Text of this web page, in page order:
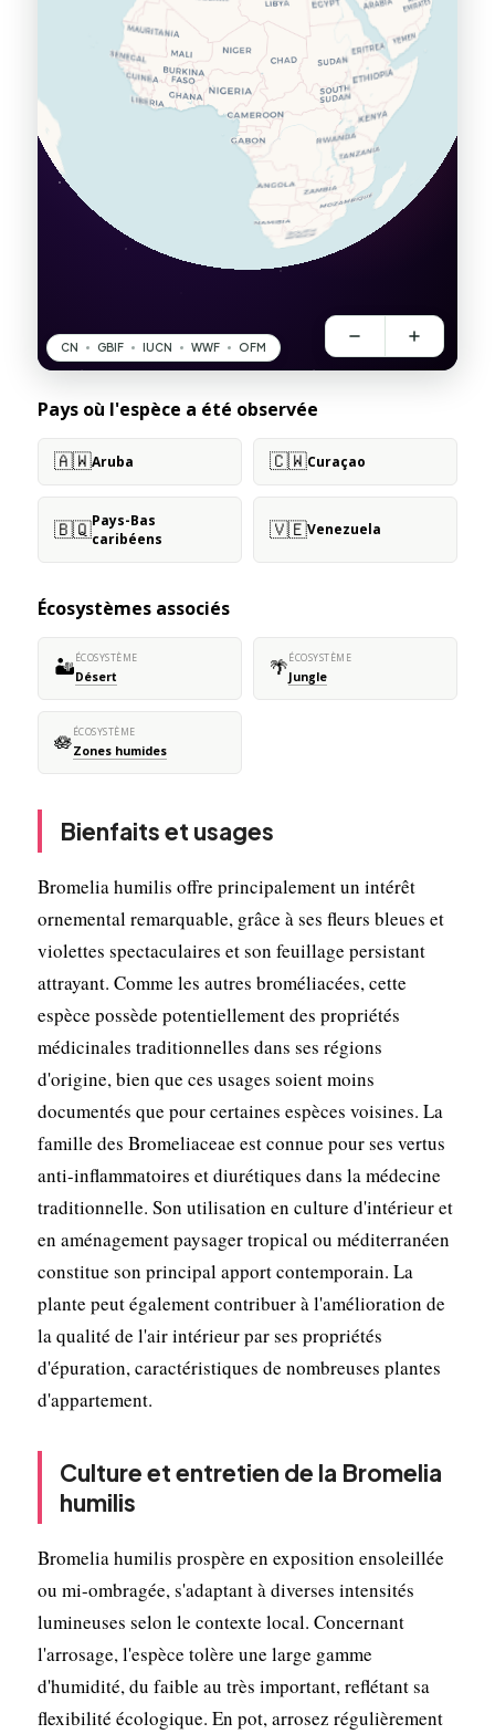
Pays où l'espèce a été observée
🇦🇼Aruba 🇨🇼Curaçao
🇧🇶Pays-Bas
caribéens
🇻🇪Venezuela
Écosystèmes associés
🏜️ÉCOSYSTÈME
Désert 🌴ÉCOSYSTÈME
Jungle
🪷ÉCOSYSTÈME
Zones humides
Bienfaits et usages
Bromelia humilis offre principalement un intérêt
ornemental remarquable, grâce à ses fleurs bleues et
violettes spectaculaires et son feuillage persistant
attrayant. Comme les autres broméliacées, cette
espèce possède potentiellement des propriétés
médicinales traditionnelles dans ses régions
d'origine, bien que ces usages soient moins
documentés que pour certaines espèces voisines. La
famille des Bromeliaceae est connue pour ses vertus
anti-inflammatoires et diurétiques dans la médecine
traditionnelle. Son utilisation en culture d'intérieur et
en aménagement paysager tropical ou méditerranéen
constitue son principal apport contemporain. La
plante peut également contribuer à l'amélioration de
la qualité de l'air intérieur par ses propriétés
d'épuration, caractéristiques de nombreuses plantes
d'appartement.
Culture et entretien de la Bromelia
humilis
Bromelia humilis prospère en exposition ensoleillée
ou mi-ombragée, s'adaptant à diverses intensités
lumineuses selon le contexte local. Concernant
l'arrosage, l'espèce tolère une large gamme
d'humidité, du faible au très important, reflétant sa
flexibilité écologique. En pot, arrosez régulièrement